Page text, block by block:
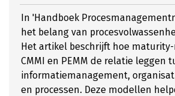
In 'Handboek
het belang van
Het artikel beschrijft hoe
CMMI en PEMM de relatie leggen
informatiemanagement,
en processen. Deze modellen